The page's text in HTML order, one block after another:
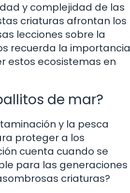
y complejidad de las
criaturas afrontan los
lecciones sobre la
recuerda la importancia
estos ecosistemas en
de mar?
y la pesca
proteger a los
cuenta cuando se
para las generaciones
criaturas?